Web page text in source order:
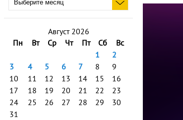
Август 2026
Пн
Вт Ср Чт Пт Сб
Вс
1
2
3
4 5 6 7 8
9
10
11 12 13 14 15
16
17
18 19 20 21 22
23
24
25 26 27 28 29
30
31